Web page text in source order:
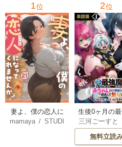
1位
妻よ、僕の恋人に
なってくれません
mamaya/STUDI
2位
生後0ヶ月の
王 食べるだ
くなるチート
持ち転生者だ
三河ごーすと
房雪/ マッ
無料立読